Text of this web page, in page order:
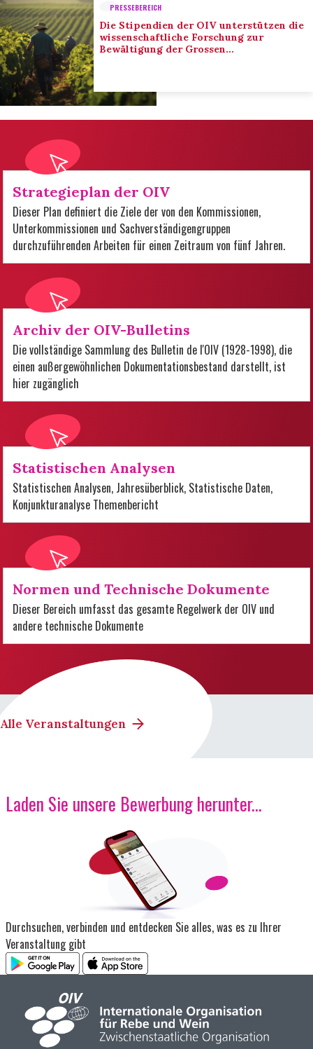
PRESSEBEREICH
Die Stipendien der OIV unterstützen die
wissenschaftliche Forschung zur
Bewältigung der Grossen
Strategieplan der OIV
Dieser Plan definiert die Ziele der von den Kommissionen,
Unterkommissionen und Sachverständigengruppen
durchzuführenden Arbeiten für einen Zeitraum von fünf Jahren.
Archiv der OIV-Bulletins
Die vollständige Sammlung des Bulletin de l'OIV (1928-1998), die
einen außergewöhnlichen Dokumentationsbestand darstellt, ist
hier zugänglich
Statistischen Analysen
Statistischen Analysen, Jahresüberblick, Statistische Daten,
Konjunkturanalyse Themenbericht
Normen und Technische Dokumente
Dieser Bereich umfasst das gesamte Regelwerk der OIV und
andere technische Dokumente
Alle Veranstaltungen
Laden Sie unsere Bewerbung herunter...
Durchsuchen, verbinden und entdecken Sie alles, was es zu Ihrer
Veranstaltung gibt